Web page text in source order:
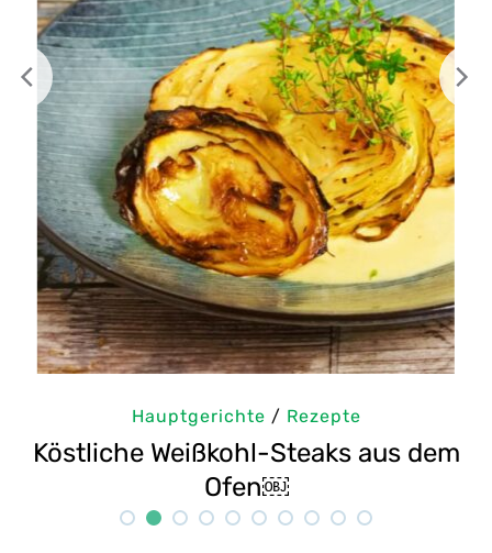
Hauptgerichte /Rezepte
Selbstgemachte Tahini: Sesampaste
Rezept